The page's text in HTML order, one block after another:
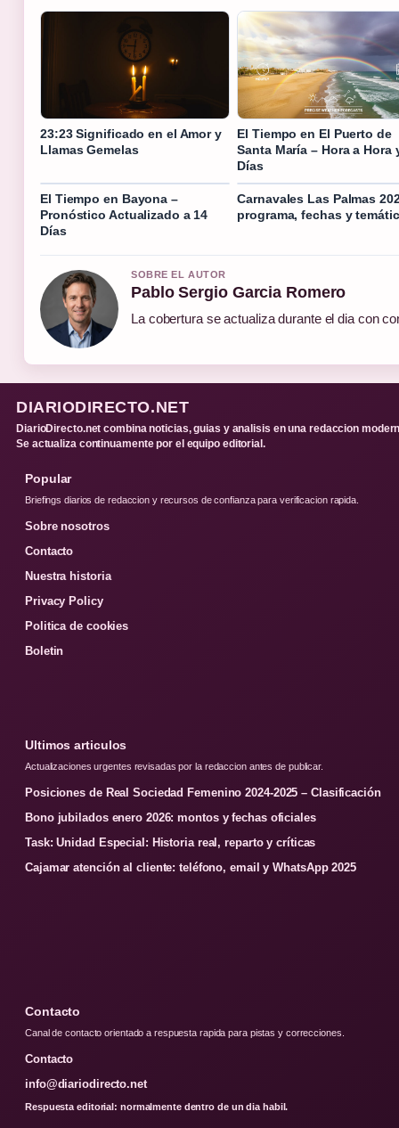
23:23 Significado en el Amor y
Llamas Gemelas
El Tiempo en El Puerto de
Santa María – Hora a Hora
Días
El Tiempo en Bayona –
Pronóstico Actualizado a 14
Días
Carnavales Las Palmas
programa, fechas y
SOBRE EL AUTOR
Pablo Sergio Garcia Romero
La cobertura se actualiza durante el dia con
DIARIODIRECTO.NET
DiarioDirecto.net combina noticias, guias y analisis en una redaccion
Se actualiza continuamente por el equipo editorial.
Popular
Briefings diarios de redaccion y recursos de confianza para verificacion rapida.
Sobre nosotros
Contacto
Nuestra historia
Privacy Policy
Politica de cookies
Boletin
Ultimos articulos
Actualizaciones urgentes revisadas por la redaccion antes de publicar.
Posiciones de Real Sociedad Femenino 2024-2025 – Clasificación
Bono jubilados enero 2026: montos y fechas oficiales
Task: Unidad Especial: Historia real, reparto y críticas
Cajamar atención al cliente: teléfono, email y WhatsApp 2025
Contacto
Canal de contacto orientado a respuesta rapida para pistas y correcciones.
Contacto
info@diariodirecto.net
Respuesta editorial: normalmente dentro de un dia habil.